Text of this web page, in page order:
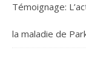
Témoignage:
la maladie de